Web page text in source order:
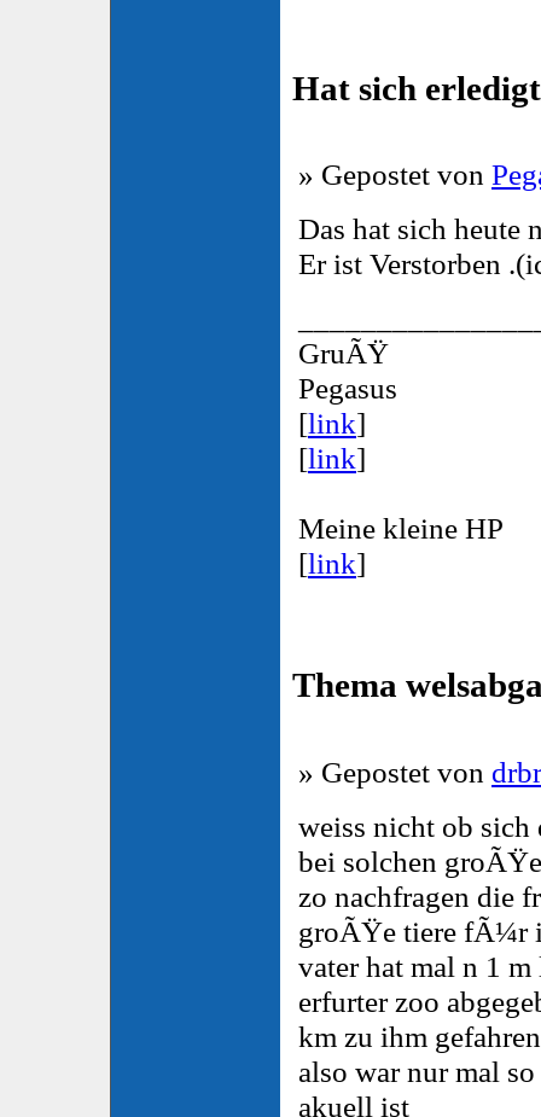
Hat sich
» Gepostet von
Das hat sich heute
Er ist Verstorben
GruÃŸ
Pegasus
[link]
[link]
Meine kleine HP
[link]
Thema
» Gepostet von
weiss nicht ob sich
bei solchen
zo nachfragen die
groÃŸe tiere fÃ¼r
vater hat mal n 1
erfurter zoo
km zu ihm
also war nur mal
akuell ist